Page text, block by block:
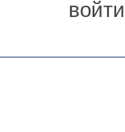
войти